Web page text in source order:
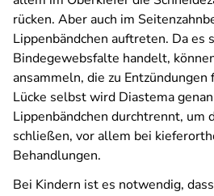
rücken. Aber auch im
Lippenbändchen auftreten. Da es
Bindegewebsfalte handelt,
ansammeln, die zu Entzündungen
Lücke selbst wird Diastema
Lippenbändchen durchtrennt, um
schließen, vor allem bei
Behandlungen.
Bei Kindern ist es notwendig,